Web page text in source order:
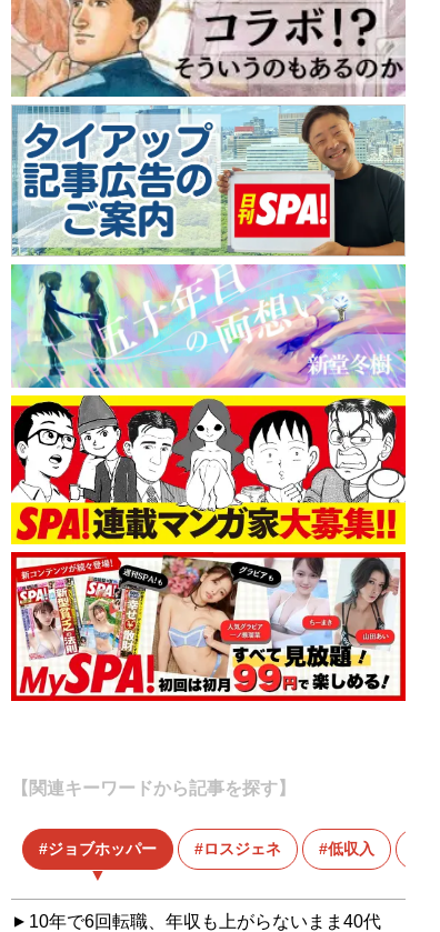
【関連キーワードから記事を探す】
ジョブホッパー ロスジェネ 低収入
10年で6回転職、年収も上がらないまま40代